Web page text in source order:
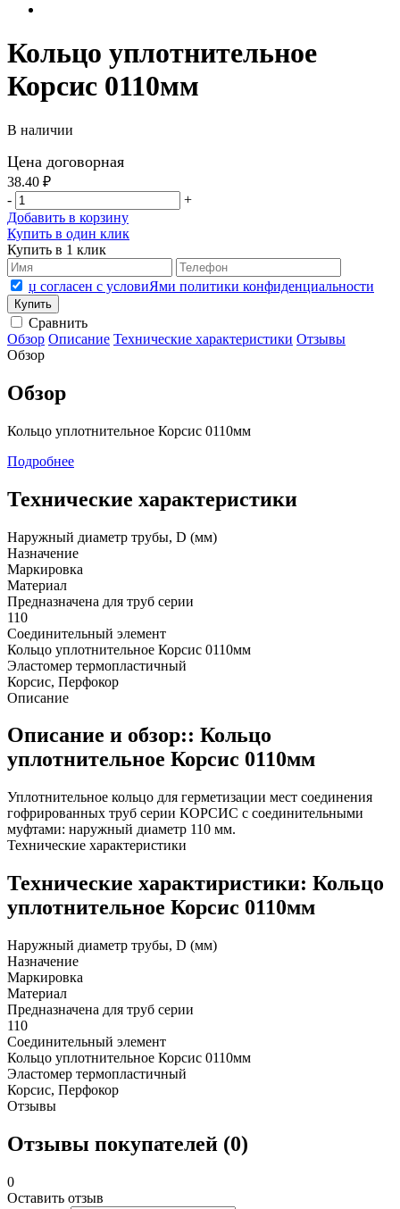
Кольцо уплотнительное
Корсис 0110мм
В наличии
Цена договорная
38.40 ₽
-
+
Добавить в корзину
Купить в один клик
Купить в 1 клик
џ согласен с условиЯми политики конфиденциальности
Сравнить
Обзор Описание Технические характеристики Отзывы
Обзор
Обзор
Кольцо уплотнительное Корсис 0110мм
Подробнее
Технические характеристики
Наружный диаметр трубы, D (мм)
Назначение
Маркировка
Материал
Предназначена для труб серии
110
Соединительный элемент
Кольцо уплотнительное Корсис 0110мм
Эластомер термопластичный
Корсис, Перфокор
Описание
Описание и обзор:: Кольцо
уплотнительное Корсис 0110мм
Уплотнительное кольцо для герметизации мест соединения
гофрированных труб серии КОРСИС с соединительными
муфтами: наружный диаметр 110 мм.
Технические характеристики
Технические характиристики: Кольцо
уплотнительное Корсис 0110мм
Наружный диаметр трубы, D (мм)
Назначение
Маркировка
Материал
Предназначена для труб серии
110
Соединительный элемент
Кольцо уплотнительное Корсис 0110мм
Эластомер термопластичный
Корсис, Перфокор
Отзывы
Отзывы покупателей (0)
0
Оставить отзыв